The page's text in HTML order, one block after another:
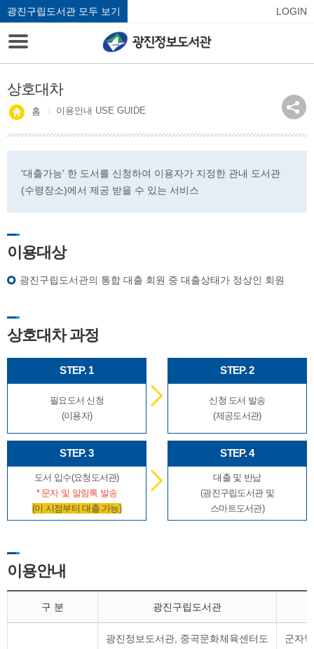
광진구립도서관 모두 보기 LOGIN
상호대차
홈 이용안내 USE GUIDE
'대출가능' 한 도서를 신청하여 이용자가 지정한 관내 도서관
(수령장소)에서 제공 받을 수 있는 서비스
이용대상
광진구립도서관의 통합 대출 회원 중 대출상태가 정상인 회원
상호대차 과정
STEP. 1
필요도서 신청
(이용자)
STEP. 2
신청 도서 발송
(제공도서관)
STEP. 3
도서 입수(요청도서관)
* 문자 및 알림톡 발송
(이 시점부터 대출 가능)
STEP. 4
대출 및 반납
(광진구립도서관 및
스마트도서관)
이용안내
구 분 광진구립도서관
광진정보도서관, 중곡문화체육센터도
군자